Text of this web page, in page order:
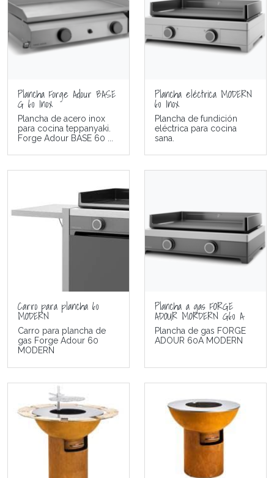
Plancha Forge Adour BASE
G 60 Inox
Plancha de acero inox
para cocina teppanyaki.
Forge Adour BASE 60 ...
Plancha eléctrica MODERN
60 Inox
Plancha de fundición
eléctrica para cocina
sana.
Carro para plancha 60
MODERN
Carro para plancha de
gas Forge Adour 60
MODERN
Plancha a gas FORGE
ADOUR MORDERN G60 A
Plancha de gas FORGE
ADOUR 60A MODERN